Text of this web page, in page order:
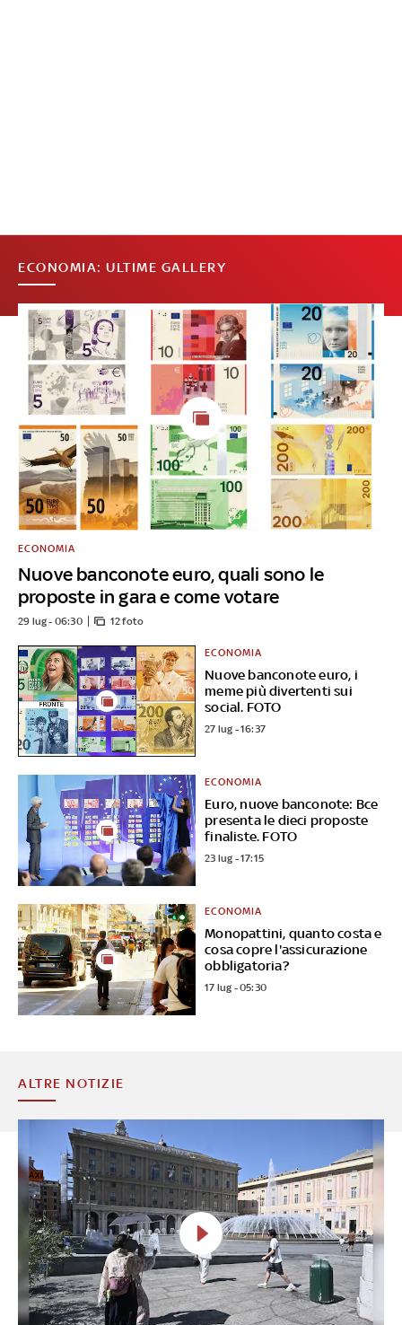
ECONOMIA: ULTIME GALLERY
Nuove banconote euro, quali sono le
proposte in gara e come votare
ECONOMIA
29 lug - 06:30 12 foto
Nuove banconote euro, i
meme più divertenti sui
social. FOTO
ECONOMIA
27 lug - 16:37
Euro, nuove banconote: Bce
presenta le dieci proposte
finaliste. FOTO
ECONOMIA
23 lug - 17:15
Monopattini, quanto costa e
cosa copre l'assicurazione
obbligatoria?
ECONOMIA
17 lug - 05:30
ALTRE NOTIZIE